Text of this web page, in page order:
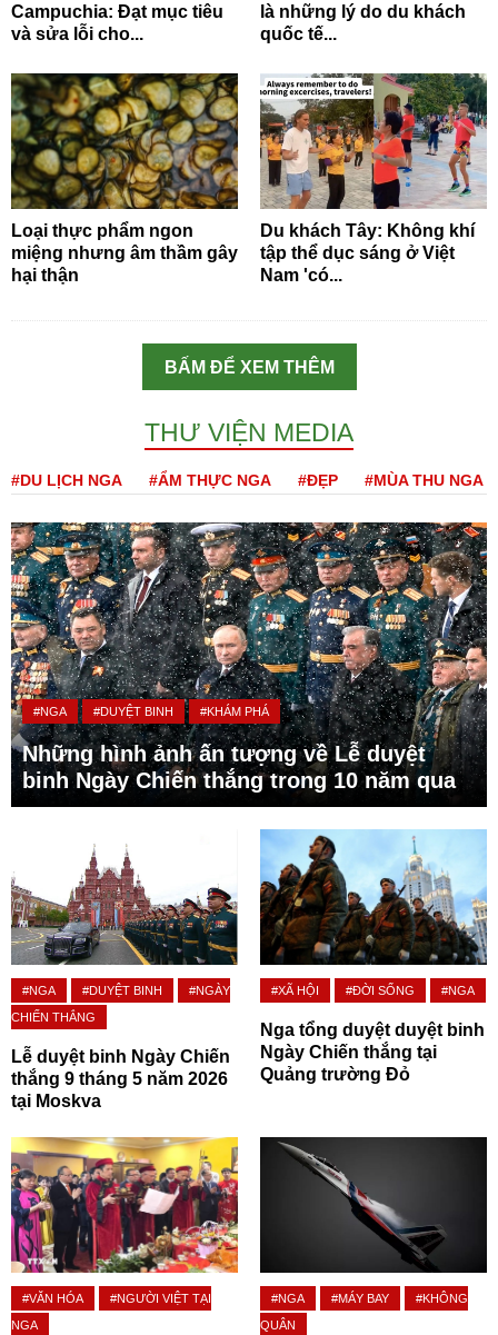
Campuchia: Đạt mục tiêu
và sửa lỗi cho...
là những lý do du khách
quốc tế...
Loại thực phẩm ngon
miệng nhưng âm thầm gây
hại thận
Du khách Tây: Không khí
tập thể dục sáng ở Việt
Nam 'có...
BẤM ĐỂ XEM THÊM
THƯ VIỆN MEDIA
#DU LỊCH NGA #ẨM THỰC NGA #ĐẸP #MÙA THU NGA
#NGA #DUYỆT BINH #KHÁM PHÁ
Những hình ảnh ấn tượng về Lễ duyệt
binh Ngày Chiến thắng trong 10 năm qua
#NGA #DUYỆT BINH
#NGÀY
CHIẾN THẮNG
Lễ duyệt binh Ngày Chiến
thắng 9 tháng 5 năm 2026
tại Moskva
#XÃ HỘI #ĐỜI SỐNG #NGA
Nga tổng duyệt duyệt binh
Ngày Chiến thắng tại
Quảng trường Đỏ
#VĂN HÓA
#NGƯỜI VIỆT TẠI
NGA
#NGA #MÁY BAY
#KHÔNG
QUÂN